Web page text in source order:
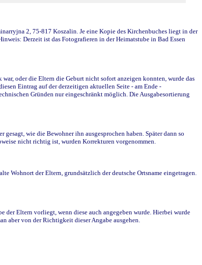
2, 75-817 Koszalin. Je eine Kopie des Kirchenbuches liegt in der
Derzeit ist das Fotografieren in der Heimatstube in Bad Essen
oder die Eltern die Geburt nicht sofort anzeigen konnten, wurde das
Eintrag auf der derzeitigen aktuellen Seite - am Ende -
Gründen nur eingeschränkt möglich. Die Ausgabesortierung
wie die Bewohner ihn ausgesprochen haben. Später dann so
nicht richtig ist, wurden Korrekturen vorgenommen.
Wohnort der Eltern, grundsätzlich der deutsche Ortsname eingetragen.
der Eltern vorliegt, wenn diese auch angegeben wurde. Hierbei wurde
aber von der Richtigkeit dieser Angabe ausgehen.